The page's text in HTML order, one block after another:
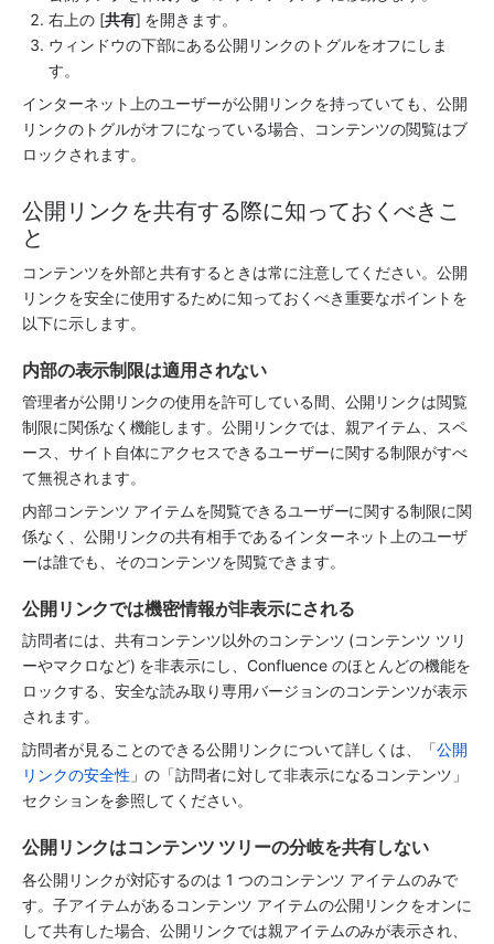
右上の [共有] を開きます。
ウィンドウの下部にある公開リンクのトグルをオフにしま
す。
インターネット上のユーザーが公開リンクを持っていても、公開
リンクのトグルがオフになっている場合、コンテンツの閲覧はブ
ロックされます。
公開リンクを共有する際に知っておくべきこ
と
コンテンツを外部と共有するときは常に注意してください。公開
リンクを安全に使用するために知っておくべき重要なポイントを
以下に示します。
内部の表示制限は適用されない
管理者が公開リンクの使用を許可している間、公開リンクは閲覧
制限に関係なく機能します。公開リンクでは、親アイテム、スペ
ース、サイト自体にアクセスできるユーザーに関する制限がすべ
て無視されます。
内部コンテンツ アイテムを閲覧できるユーザーに関する制限に関
係なく、公開リンクの共有相手であるインターネット上のユーザ
ーは誰でも、そのコンテンツを閲覧できます。
公開リンクでは機密情報が非表示にされる
訪問者には、共有コンテンツ以外のコンテンツ (コンテンツ ツリ
ーやマクロなど) を非表示にし、Confluence のほとんどの機能を
ロックする、安全な読み取り専用バージョンのコンテンツが表示
されます。
訪問者が見ることのできる公開リンクについて詳しくは、「公開
リンクの安全性 」の「訪問者に対して非表示になるコンテンツ」
セクションを参照してください。
公開リンクはコンテンツ ツリーの分岐を共有しない
各公開リンクが対応するのは 1 つのコンテンツ アイテムのみで
す。子アイテムがあるコンテンツ アイテムの公開リンクをオンに
して共有した場合、公開リンクでは親アイテムのみが表示され、